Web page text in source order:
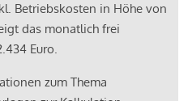
Betriebskosten in Höhe von
das monatlich frei
Euro.
zum Thema